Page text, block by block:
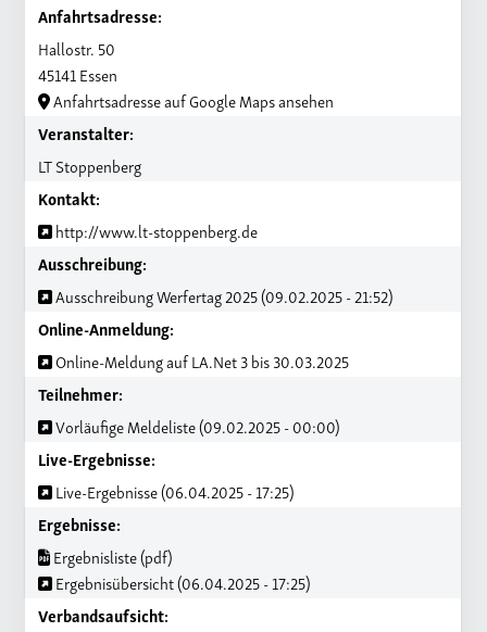
Anfahrtsadresse:
Hallostr. 50
45141 Essen
Anfahrtsadresse auf Google Maps ansehen
Veranstalter:
LT Stoppenberg
Kontakt:
http://www.lt-stoppenberg.de
Ausschreibung:
Ausschreibung Werfertag 2025 (09.02.2025 - 21:52)
Online-Anmeldung:
Online-Meldung auf LA.Net 3 bis 30.03.2025
Teilnehmer:
Vorläufige Meldeliste (09.02.2025 - 00:00)
Live-Ergebnisse:
Live-Ergebnisse (06.04.2025 - 17:25)
Ergebnisse:
Ergebnisliste (pdf)
Ergebnisübersicht (06.04.2025 - 17:25)
Verbandsaufsicht: